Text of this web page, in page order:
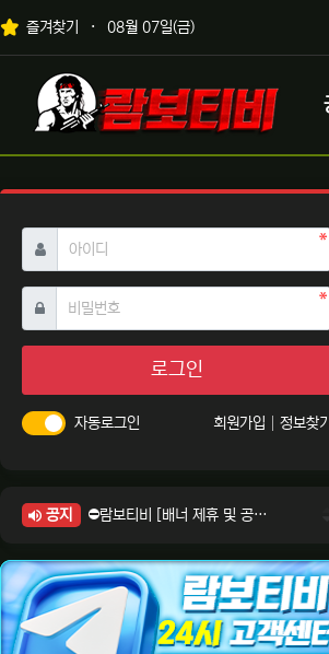
상단 네비
즐겨찾기 08월 07일(금)
메인 메뉴
로고
아이디 필수
비밀번호필수
로그인
자동로그인 회원가입 정보찾기
공지
⛔람보티비 [배너 제휴 및 공식 입점 문의 안내]
⛔람보티비 [정회원 등급UP! 안내사항]
⛔람보티비 [채팅방 이용시 주의사항]
⛔람보티비 [공식보증업체 안내]